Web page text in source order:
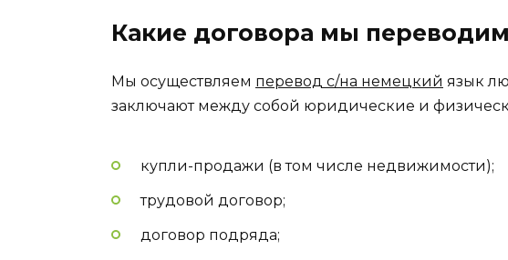
Какие договора мы переводим
Мы осуществляем перевод с/на немецкий язык
заключают между собой юридические и
купли-продажи (в том числе недвижимости);
трудовой договор;
договор подряда;